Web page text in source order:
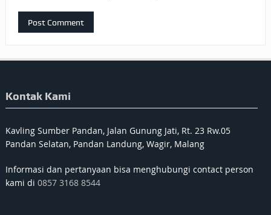
Kontak Kami
Kavling Sumber Pandan, Jalan Gunung Jati, Rt. 23 Rw.05
Pandan Selatan, Pandan Landung, Wagir, Malang
Informasi dan pertanyaan bisa menghubungi contact person
kami di 0857 3168 8544